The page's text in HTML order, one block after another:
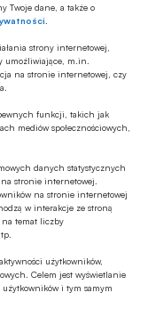
Twoje dane, a także o
strony internetowej,
umożliwiające, m.in.
na stronie internetowej, czy
funkcji, takich jak
mediów społecznościowych,
danych statystycznych
stronie internetowej.
na stronie internetowej
w interakcje ze stroną
na temat liczby
użytkowników,
Celem jest wyświetlanie
i tym samym
nie tylko
kompetencji
masowym
frankowych